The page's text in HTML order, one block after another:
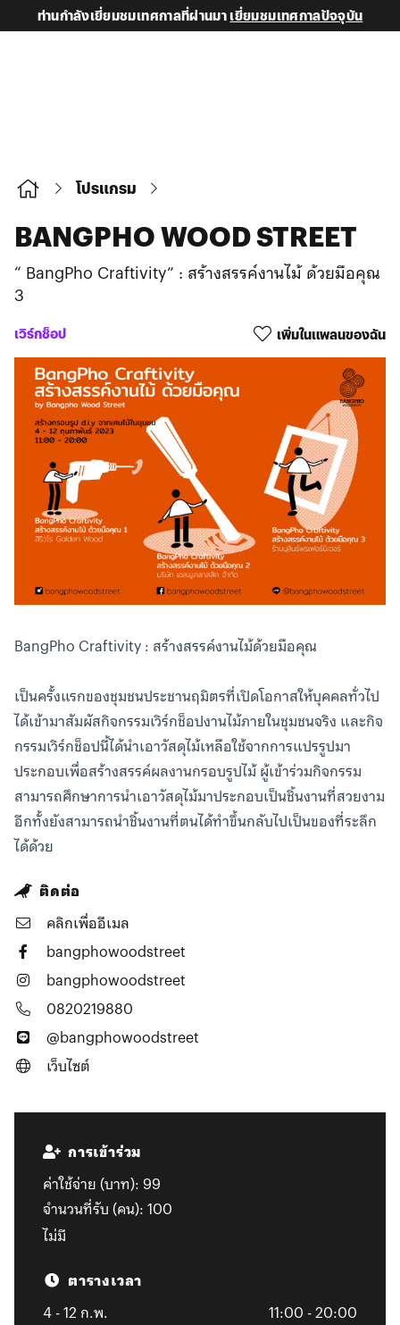
ท่านกำลังเยี่ยมชมเทศกาลที่ผ่านมา เยี่ยมชมเทศกาลปัจจุบัน
โปรแกรม
BANGPHO WOOD STREET
“ BangPho Craftivity” : สร้างสรรค์งานไม้ ด้วยมือคุณ
3
เวิร์กช็อป เพิ่มในแพลนของฉัน
BangPho Craftivity : สร้างสรรค์งานไม้ด้วยมือคุณ
เป็นครั้งแรกของชุมชนประชานฤมิตรที่เปิดโอกาสให้บุคคลทั่วไป
ได้เข้ามาสัมผัสกิจกรรมเวิร์กช็อปงานไม้ภายในชุมชนจริง และกิจ
กรรมเวิร์กช็อปนี้ได้นำเอาวัสดุไม้เหลือใช้จากการแปรรูปมา
ประกอบเพื่อสร้างสรรค์ผลงานกรอบรูปไม้ ผู้เข้าร่วมกิจกรรม
สามารถศึกษาการนำเอาวัสดุไม้มาประกอบเป็นชิ้นงานที่สวยงาม
อีกทั้งยังสามารถนำชิ้นงานที่ตนได้ทำขึ้นกลับไปเป็นของที่ระลึก
ติดต่อ
คลิกเพื่ออีเมล
bangphowoodstreet
bangphowoodstreet
0820219880
@bangphowoodstreet
เว็บไซต์
การเข้าร่วม
ค่าใช้จ่าย (บาท): 99
จำนวนที่รับ (คน): 100
ไม่มี
ตารางเวลา
4 - 12 ก.พ.
11:00 - 20:00